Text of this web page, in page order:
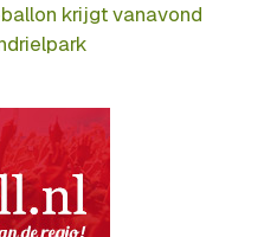
krijgt vanavond